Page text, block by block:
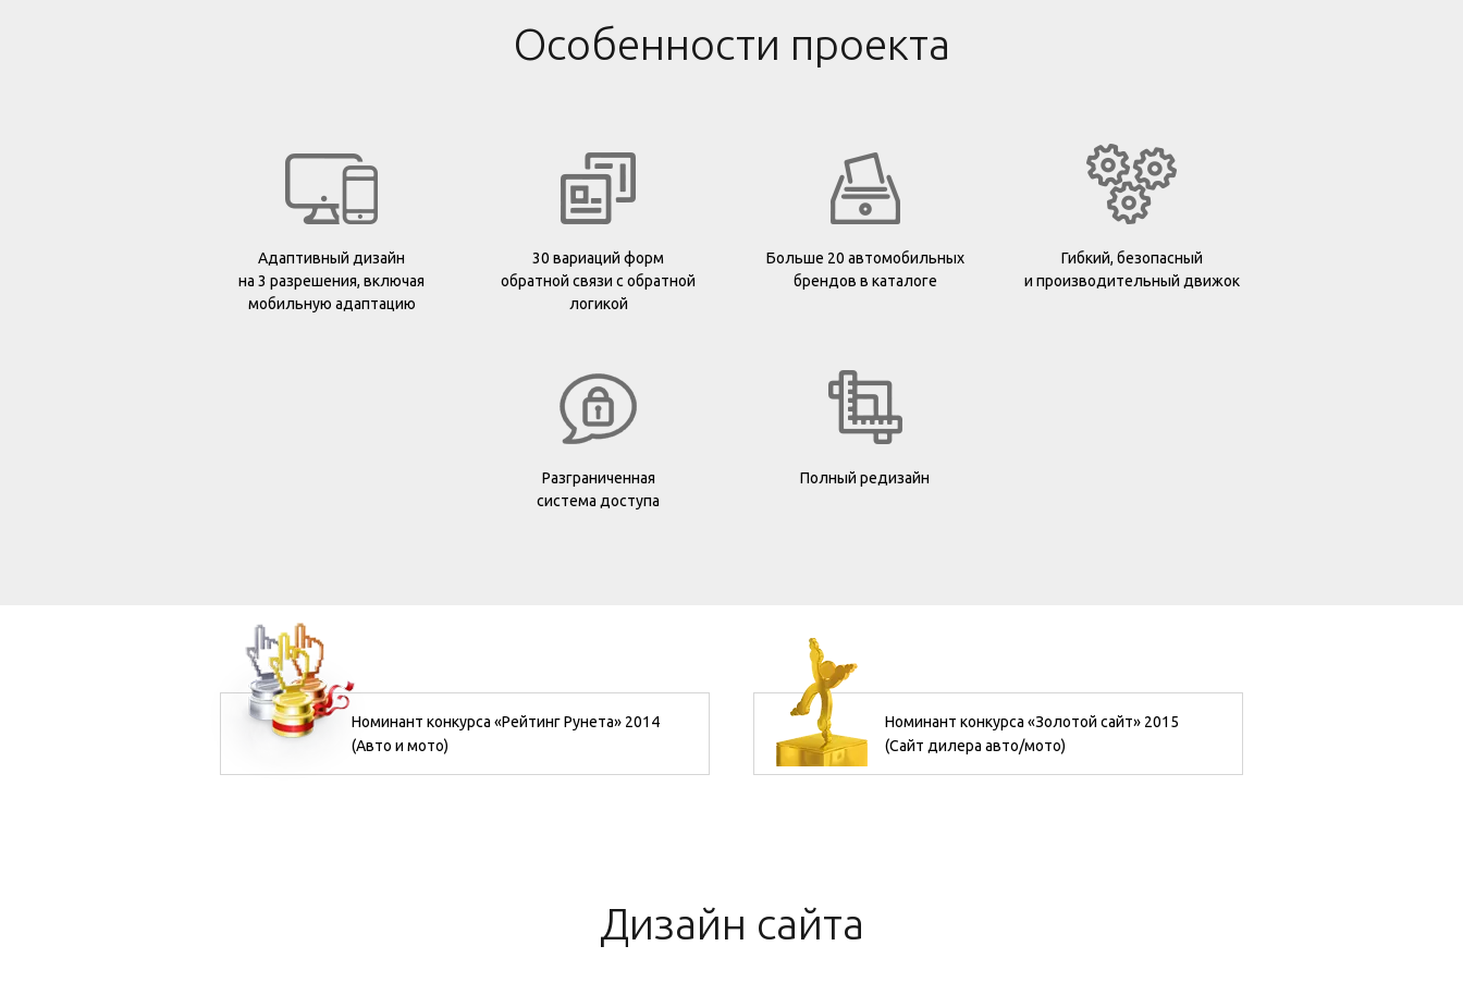
Особенности проекта
Адаптивный дизайн
на 3 разрешения, включая
мобильную адаптацию
30 вариаций форм
обратной связи с обратной
логикой
Больше 20 автомобильных
брендов в каталоге
Гибкий, безопасный
и производительный движок
Разграниченная
система доступа
Полный редизайн
Номинант конкурса «Рейтинг Рунета» 2014
(Авто и мото)
Номинант конкурса «Золотой сайт» 2015
(Сайт дилера авто/мото)
Дизайн сайта